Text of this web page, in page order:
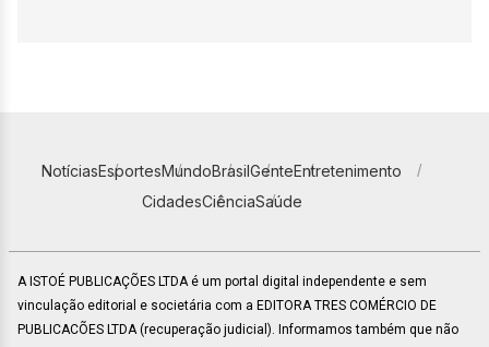
NotíciasEsportesMundoBrasilGenteEntretenimento
CidadesCiênciaSaúde
A ISTOÉ PUBLICAÇÕES LTDA é um portal digital independente e sem
vinculação editorial e societária com a EDITORA TRES COMÉRCIO DE
PUBLICACÕES LTDA (recuperação judicial). Informamos também que não